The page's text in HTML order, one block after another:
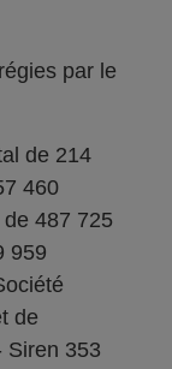
par le
de 214
460
487 725
959
de
Siren 353